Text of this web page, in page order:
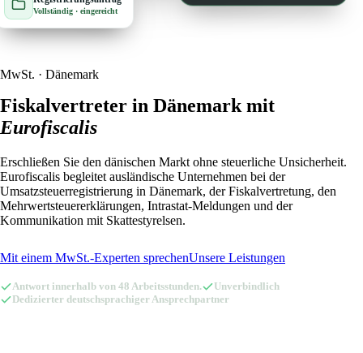
🇳🇴 Norwegen
🇵🇱
🇸🇪 Schweden
🇨🇭 Schweiz
🇪🇸 Spanien
Niederlande
🇵🇱 Polen
🇸🇪 Schweden
🇨🇭 Schweiz
🇨🇿 Tschechien
🇬🇧 Vereinigtes Königreich
MwSt. · Dänemark
Fiskalvertreter in Dänemark mit
Eurofiscalis
Erschließen Sie den dänischen Markt ohne steuerliche Unsicherheit.
Eurofiscalis begleitet ausländische Unternehmen bei der
Umsatzsteuerregistrierung in Dänemark, der Fiskalvertretung, den
Mehrwertsteuererklärungen, Intrastat-Meldungen und der
Kommunikation mit Skattestyrelsen.
Mit einem MwSt.-Experten sprechenUnsere Leistungen
Antwort innerhalb von 48 Arbeitsstunden.
Unverbindlich
Dedizierter deutschsprachiger Ansprechpartner
Vollständig · eingereicht